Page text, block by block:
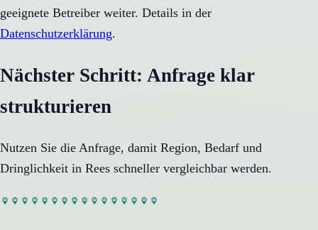
geeignete Betreiber weiter. Details in der
Datenschutzerklärung.
Nächster Schritt: Anfrage klar
strukturieren
Nutzen Sie die Anfrage, damit Region, Bedarf und
Dringlichkeit in Rees schneller vergleichbar werden.